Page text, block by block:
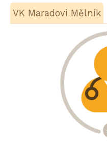
VK Maradovi Mělník